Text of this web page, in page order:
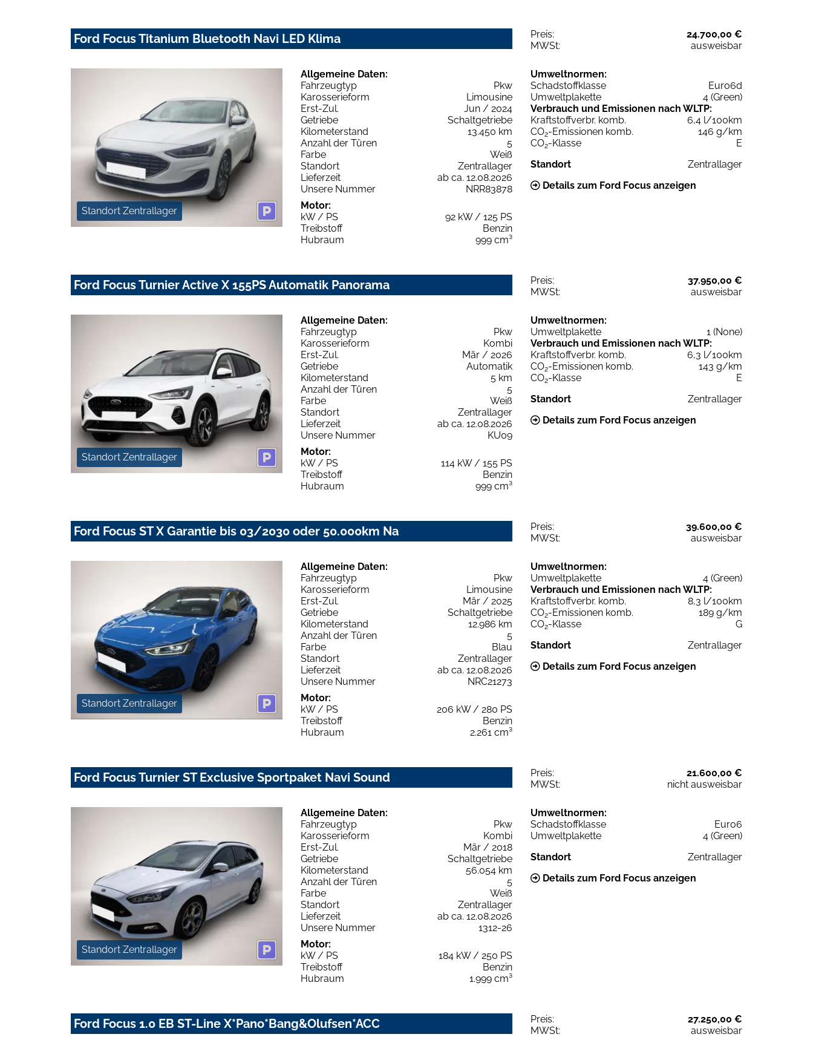
Ford Focus Titanium Bluetooth Navi LED Klima Preis:
24.700,00 €
MWSt:
ausweisbar
Standort Zentrallager
Allgemeine Daten:
Fahrzeugtyp
Pkw
Karosserieform
Limousine
Erst-Zul.
Jun / 2024
Getriebe
Schaltgetriebe
Kilometerstand
13.450 km
Anzahl der Türen
5
Farbe
Weiß
Standort
Zentrallager
Lieferzeit
ab ca. 12.08.2026
Unsere Nummer
NRR83878
Motor:
kW / PS
92 kW / 125 PS
Treibstoff
Benzin
Hubraum
999 cm³
Umweltnormen:
Schadstoffklasse
Euro6d
Umweltplakette
4 (Green)
Verbrauch und Emissionen nach WLTP:
Kraftstoffverbr. komb.
6,4 l/100km
CO2-Emissionen komb.
146 g/km
CO2-Klasse
E
Standort
Zentrallager
Details zum Ford Focus anzeigen
Ford Focus Turnier Active X 155PS Automatik Panorama Preis:
37.950,00 €
MWSt:
ausweisbar
Standort Zentrallager
Allgemeine Daten:
Fahrzeugtyp
Pkw
Karosserieform
Kombi
Erst-Zul.
Mär / 2026
Getriebe
Automatik
Kilometerstand
5 km
Anzahl der Türen
5
Farbe
Weiß
Standort
Zentrallager
Lieferzeit
ab ca. 12.08.2026
Unsere Nummer
KU09
Motor:
kW / PS
114 kW / 155 PS
Treibstoff
Benzin
Hubraum
999 cm³
Umweltnormen:
Umweltplakette
1 (None)
Verbrauch und Emissionen nach WLTP:
Kraftstoffverbr. komb.
6,3 l/100km
CO2-Emissionen komb.
143 g/km
CO2-Klasse
E
Standort
Zentrallager
Details zum Ford Focus anzeigen
Ford Focus ST X Garantie bis 03/2030 oder 50.000km Na Preis:
39.600,00 €
MWSt:
ausweisbar
Standort Zentrallager
Allgemeine Daten:
Fahrzeugtyp
Pkw
Karosserieform
Limousine
Erst-Zul.
Mär / 2025
Getriebe
Schaltgetriebe
Kilometerstand
12.986 km
Anzahl der Türen
5
Farbe
Blau
Standort
Zentrallager
Lieferzeit
ab ca. 12.08.2026
Unsere Nummer
NRC21273
Motor:
kW / PS
206 kW / 280 PS
Treibstoff
Benzin
Hubraum
2.261 cm³
Umweltnormen:
Umweltplakette
4 (Green)
Verbrauch und Emissionen nach WLTP:
Kraftstoffverbr. komb.
8,3 l/100km
CO2-Emissionen komb.
189 g/km
CO2-Klasse
G
Standort
Zentrallager
Details zum Ford Focus anzeigen
Ford Focus Turnier ST Exclusive Sportpaket Navi Sound Preis:
21.600,00 €
MWSt:
nicht ausweisbar
Standort Zentrallager
Allgemeine Daten:
Fahrzeugtyp
Pkw
Karosserieform
Kombi
Erst-Zul.
Mär / 2018
Getriebe
Schaltgetriebe
Kilometerstand
56.054 km
Anzahl der Türen
5
Farbe
Weiß
Standort
Zentrallager
Lieferzeit
ab ca. 12.08.2026
Unsere Nummer
1312-26
Motor:
kW / PS
184 kW / 250 PS
Treibstoff
Benzin
Hubraum
1.999 cm³
Umweltnormen:
Schadstoffklasse
Euro6
Umweltplakette
4 (Green)
Standort
Zentrallager
Details zum Ford Focus anzeigen
Ford Focus 1.0 EB ST-Line X*Pano*Bang&Olufsen*ACC Preis:
27.250,00 €
MWSt:
ausweisbar